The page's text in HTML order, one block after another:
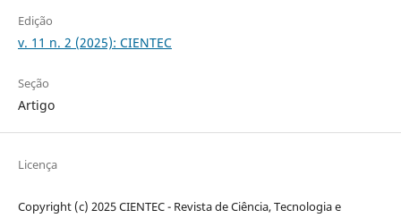
Edição
v. 11 n. 2 (2025): CIENTEC
Seção
Artigo
Licença
Copyright (c) 2025 CIENTEC - Revista de Ciência, Tecnologia e